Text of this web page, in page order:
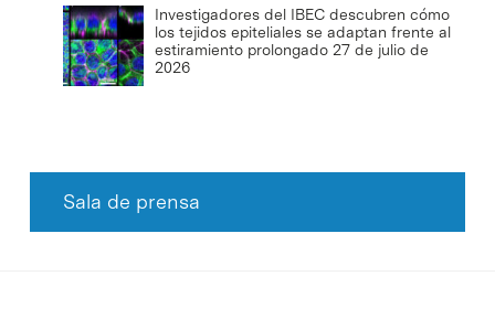
Investigadores del IBEC descubren cómo
los tejidos epiteliales se adaptan frente al
estiramiento prolongado 27 de julio de
2026
Sala de prensa